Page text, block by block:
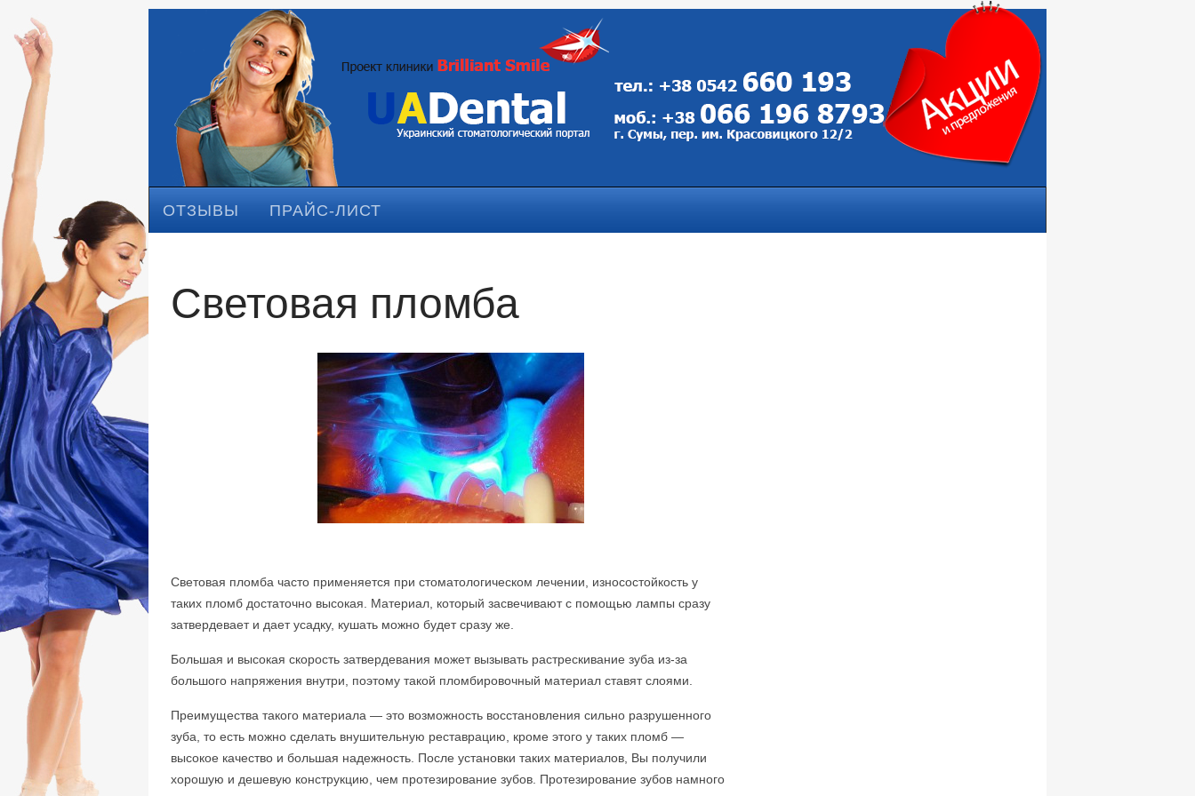
ОТЗЫВЫ ПРАЙС-ЛИСТ
Световая пломба
Световая пломба часто применяется при стоматологическом лечении, износостойкость у
таких пломб достаточно высокая. Материал, который засвечивают с помощью лампы сразу
затвердевает и дает усадку, кушать можно будет сразу же.
Большая и высокая скорость затвердевания может вызывать растрескивание зуба из-за
большого напряжения внутри, поэтому такой пломбировочный материал ставят слоями.
Преимущества такого материала — это возможность восстановления сильно разрушенного
зуба, то есть можно сделать внушительную реставрацию, кроме этого у таких пломб —
высокое качество и большая надежность. После установки таких материалов, Вы получили
хорошую и дешевую конструкцию, чем протезирование зубов. Протезирование зубов намного